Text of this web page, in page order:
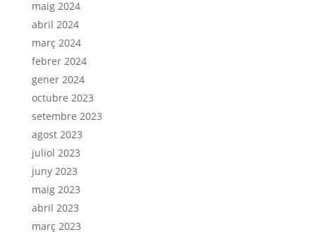
maig 2024
abril 2024
març 2024
febrer 2024
gener 2024
octubre 2023
setembre 2023
agost 2023
juliol 2023
juny 2023
maig 2023
abril 2023
març 2023